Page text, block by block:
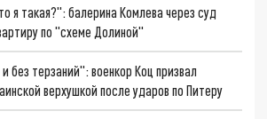
я такая?": балерина Комлева через суд
по "схеме Долиной"
без терзаний": военкор Коц призвал
верхушкой после ударов по Питеру